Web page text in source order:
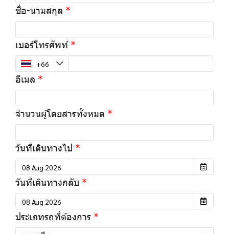
ชื่อ-นามสกุล
เบอร์โทรศัพท์
อีเมล
จำนวนผู้โดยสารทั้งหมด
วันที่เดินทางไป
วันที่เดินทางกลับ
ประเภทรถที่ต้องการ